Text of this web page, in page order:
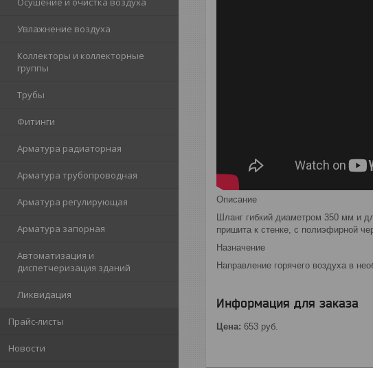
Увлажнение воздуха
Коллекторы и коллекторные
группы
Трубы
Фитинги
Арматура радиаторная
Арматура трубопроводная
Арматура регулирующая
Арматура запорная
Автоматизация и
диспетчеризация зданий
Ликвидация
Прайс-листы
Новости
Описание
Шланг гибкий диаметром 350 мм и
пришита к стенке, с полиэфирной
Назначение
Направление горячего воздуха в
Информация для заказа
Цена: 653 руб.